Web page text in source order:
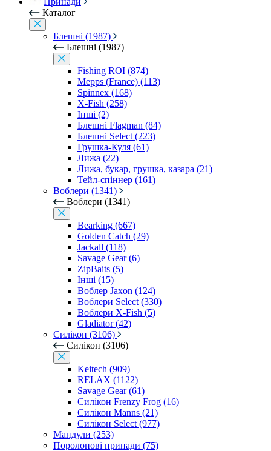
Каталог
Блешні (1987)
Блешні (1987)
Fishing ROI (874)
Mepps (France) (113)
Spinnex (168)
X-Fish (258)
Інші (2)
Блешні Flagman (84)
Блешні Select (223)
Грушка-Куля (61)
Лижа (22)
Лижа, букар, грушка, казара (21)
Тейл-спіннер (161)
Воблери (1341)
Воблери (1341)
Bearking (667)
Golden Catch (29)
Jackall (118)
Savage Gear (6)
ZipBaits (5)
Інші (15)
Воблер Jaxon (124)
Воблери Select (330)
Воблери X-Fish (5)
Gladiator (42)
Силікон (3106)
Силікон (3106)
Keitech (909)
RELAX (1122)
Savage Gear (61)
Силікон Frenzy Frog (16)
Силікон Manns (21)
Силікон Select (977)
Мандули (253)
Поролонові принади (75)